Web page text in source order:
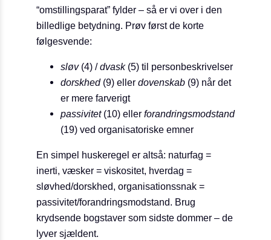
“omstillingsparat” fylder – så er vi over i den
billedlige betydning. Prøv først de korte
følgesvende:
sløv(4) /dvask(5) til personbeskrivelser
dorskhed(9) eller dovenskab (9) når det
er mere farverigt
passivitet(10) eller forandringsmodstand
(19) ved organisatoriske emner
En simpel huskeregel er altså: naturfag =
inerti, væsker = viskositet, hverdag =
sløvhed/dorskhed, organisationssnak =
passivitet/forandringsmodstand. Brug
krydsende bogstaver som sidste dommer – de
lyver sjældent.